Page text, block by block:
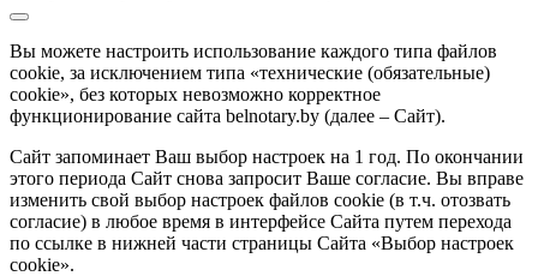
Вы можете настроить использование каждого типа файлов
cookie, за исключением типа «технические (обязательные)
cookie», без которых невозможно корректное
функционирование сайта belnotary.by (далее – Сайт).
Сайт запоминает Ваш выбор настроек на 1 год. По окончании
этого периода Сайт снова запросит Ваше согласие. Вы вправе
изменить свой выбор настроек файлов cookie (в т.ч. отозвать
согласие) в любое время в интерфейсе Сайта путем перехода
по ссылке в нижней части страницы Сайта «Выбор настроек
cookie».